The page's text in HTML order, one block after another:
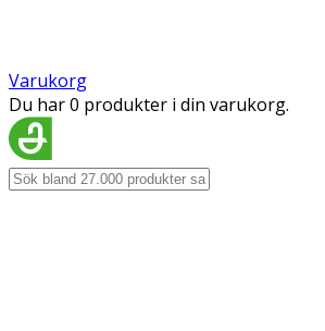
Varukorg
Du har 0 produkter i din varukorg.